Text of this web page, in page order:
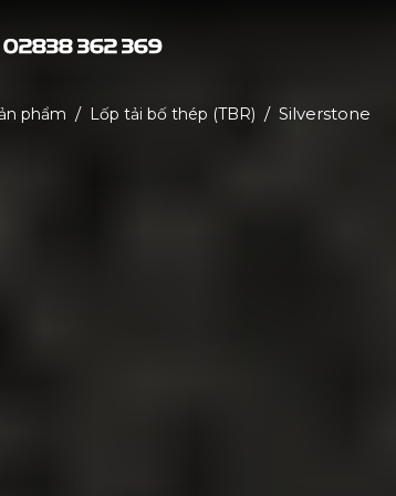
02838 362 369
phẩm Lốp tải bố thép (TBR) Silverstone